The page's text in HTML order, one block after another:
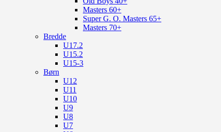
Masters 60+
Super G. O. Masters 65+
Masters 70+
Bredde
U17.2
U15.2
U15-3
Børn
U12
U11
U10
U9
U8
U7